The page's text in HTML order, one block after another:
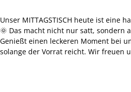
Unser MITTAGSTISCH heute ist eine
🌞 Das macht nicht nur satt, sondern
Genießt einen leckeren Moment bei
solange der Vorrat reicht. Wir freuen